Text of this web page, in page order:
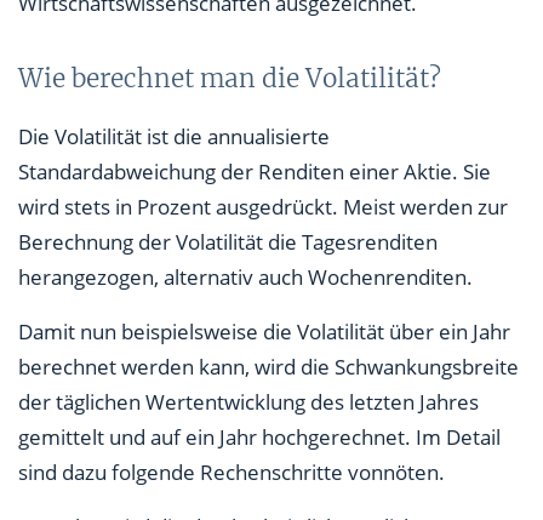
Wie berechnet man die Volatilität?
Die Volatilität ist die annualisierte
Standardabweichung der Renditen einer Aktie. Sie
wird stets in Prozent ausgedrückt. Meist werden zur
Berechnung der Volatilität die Tagesrenditen
herangezogen, alternativ auch Wochenrenditen.
Damit nun beispielsweise die Volatilität über ein Jahr
berechnet werden kann, wird die Schwankungsbreite
der täglichen Wertentwicklung des letzten Jahres
gemittelt und auf ein Jahr hochgerechnet. Im Detail
sind dazu folgende Rechenschritte vonnöten.